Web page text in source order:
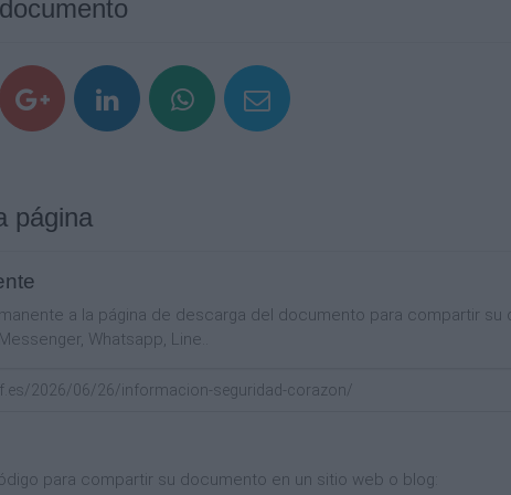
página
a la página de descarga del documento para compartir
Whatsapp, Line..
para compartir su documento en un sitio web o blog: